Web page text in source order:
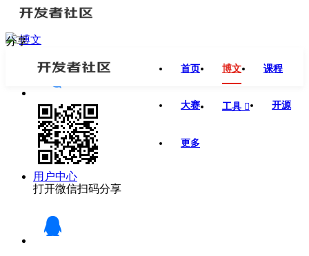
博文
首页 博文 课程
大赛 工具  开源
更多
用户中心
分享
打开微信扫码分享